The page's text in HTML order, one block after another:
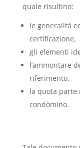
quale risultino:
le generalità
certificazione,
gli elementi
l’ammontare
riferimento,
la quota parte
condòmino.